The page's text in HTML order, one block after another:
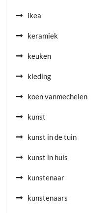
ikea
keramiek
keuken
kleding
koen vanmechelen
kunst
kunst in de tuin
kunst in huis
kunstenaar
kunstenaars